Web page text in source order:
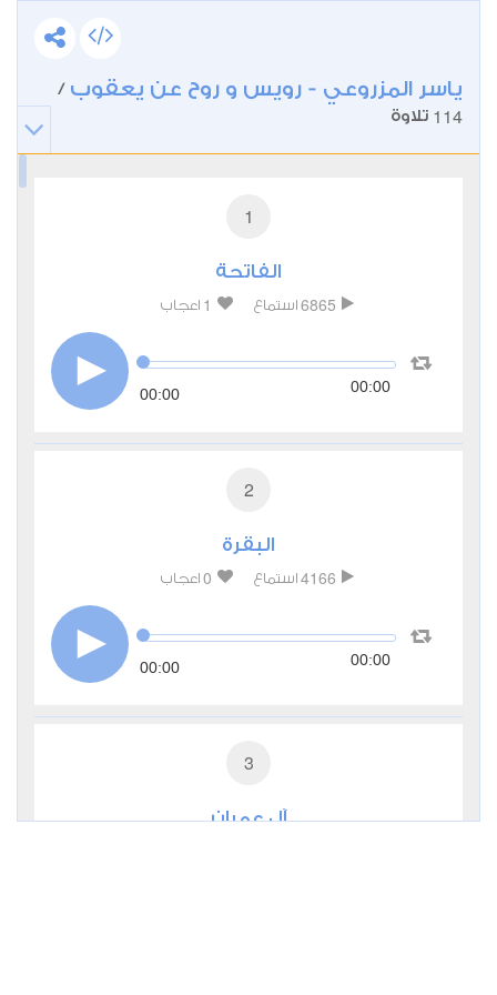
ياسر المزروعي - رويس و روح عن يعقوب /
114 تلاوة
1
الفاتحة
6865 استماع 1 اعجاب
00:00 00:00
2
البقرة
4166 استماع 0 اعجاب
00:00 00:00
3
آل عمران